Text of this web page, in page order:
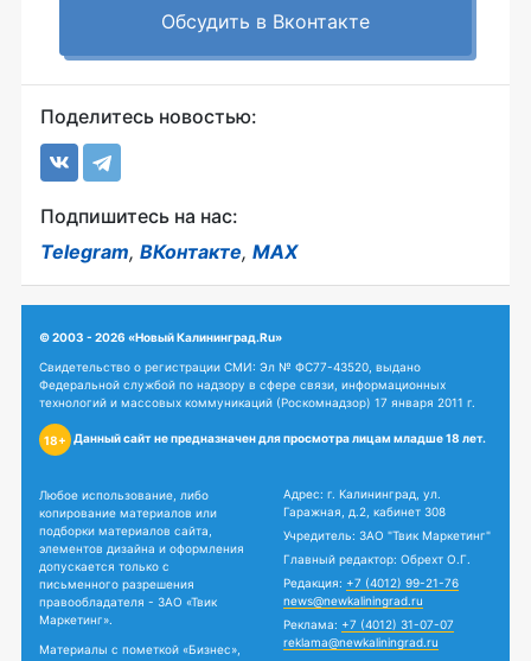
Обсудить в Вконтакте
Поделитесь новостью:
Подпишитесь на нас:
Telegram, ВКонтакте, MAX
© 2003 - 2026 «Новый Калининград.Ru»
Свидетельство о регистрации СМИ: Эл № ФС77-43520, выдано
Федеральной службой по надзору в сфере связи, информационных
технологий и массовых коммуникаций (Роскомнадзор) 17 января 2011 г.
18+ Данный сайт не предназначен для просмотра лицам младше 18 лет.
Любое использование, либо
копирование материалов или
подборки материалов сайта,
элементов дизайна и оформления
допускается только с
письменного разрешения
правообладателя - ЗАО «Твик
Маркетинг».
Материалы с пометкой «Бизнес»,
Адрес: г. Калининград, ул.
Гаражная, д.2, кабинет 308
Учредитель: ЗАО "Твик Маркетинг"
Главный редактор: Обрехт О.Г.
Редакция: +7 (4012) 99-21-76
news@newkaliningrad.ru
Реклама: +7 (4012) 31-07-07
reklama@newkaliningrad.ru